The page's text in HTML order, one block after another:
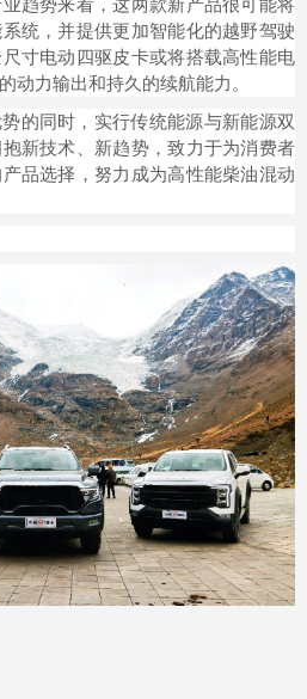
趋势来看，这两款新产品很可能将
统，并提供更加智能化的越野驾驶
寸电动四驱皮卡或将搭载高性能电
动力输出和持久的续航能力。
的同时，实行传统能源与新能源双
新技术、新趋势，致力于为消费者
品选择，努力成为高性能柴油混动